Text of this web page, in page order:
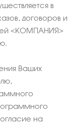
в
договоров и
<КОМПАНИЯ>
Ваших
на